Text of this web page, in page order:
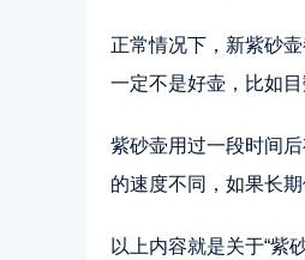
正常情况下，新紫砂
一定不是好壶，比如
紫砂壶用过一段时间
的速度不同，如果长
以上内容就是关于“紫